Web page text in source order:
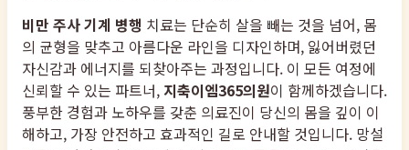
비만 주사 기계 병행 치료는 단순히 살을 빼는 것을 넘어, 몸
의 균형을 맞추고 아름다운 라인을 디자인하며, 잃어버렸던
자신감과 에너지를 되찾아주는 과정입니다. 이 모든 여정에
신뢰할 수 있는 파트너, 지축이엠365의원이 함께하겠습니다.
풍부한 경험과 노하우를 갖춘 의료진이 당신의 몸을 깊이 이
해하고, 가장 안전하고 효과적인 길로 안내할 것입니다. 망설